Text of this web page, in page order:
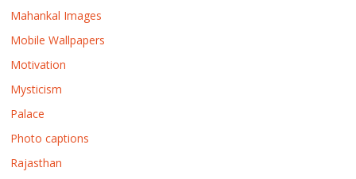
Mahankal Images
Mobile Wallpapers
Motivation
Mysticism
Palace
Photo captions
Rajasthan